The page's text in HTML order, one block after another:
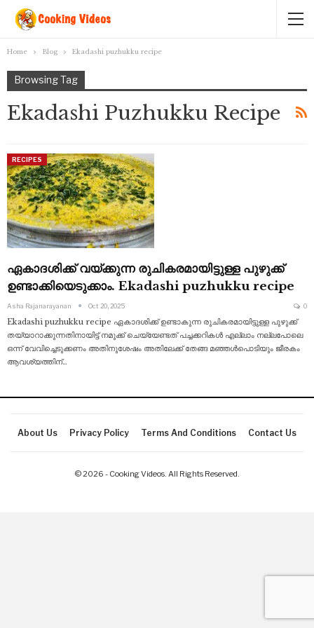
Home Blog Ekadashi puzhukku recipe
Browsing Tag
Ekadashi Puzhukku Recipe
RECIPES
ഏകാദശിക്ക് വയ്ക്കുന്ന രുചികരമായിട്ടുള്ള പുഴുക്ക്
ഉണ്ടാക്കിയെടുക്കാം. Ekadashi puzhukku recipe
Asha Rajanarayanan Oct 20, 2025 0
Ekadashi puzhukku recipe ഏകാദശിക്ക് ഉണ്ടാകുന്ന രുചികരമായിട്ടുള്ള പുഴുക്ക്
തയ്യാറാക്കുന്നതിനായിട്ട് നമുക്ക് ചെയ്യേണ്ടത് പച്ചക്കറികൾ എല്ലാം നല്ലപോലെ
ഒന്ന് വേവിച്ചെടുക്കണം അതിനുശേഷം അതിലേക്ക് തേങ്ങ മഞ്ഞൾപൊടിയും ജീരകം
ആവശ്യത്തിന്…
About Us Privacy Policy Terms And Conditions Contact Us
© 2026 - Cooking Videos. All Rights Reserved.